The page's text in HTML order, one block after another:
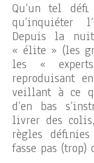
Qu’un tel
qu’inquiéter
Depuis la
« élite » (les
les «
reproduisant
veillant à ce
d’en bas
livrer des
règles
fasse pas (trop)